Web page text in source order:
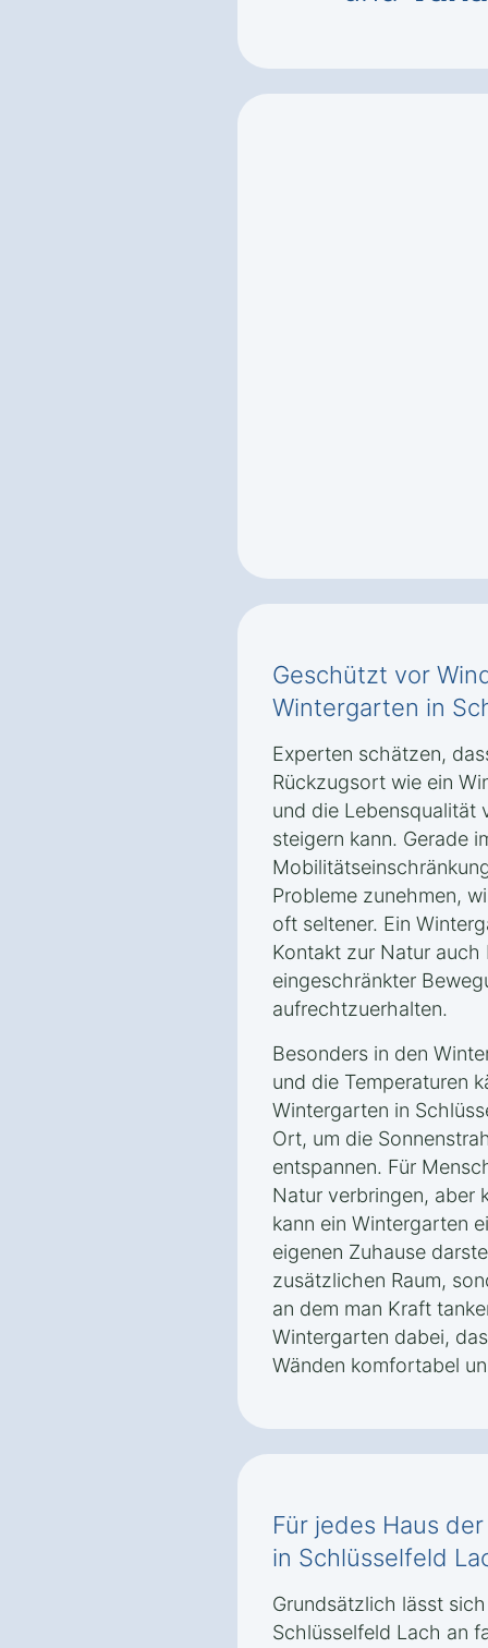
Geschützt vor
Wintergarten in
Experten schätzen,
Rückzugsort wie ein
und die Lebensqualität
steigern kann. Gerade
Probleme zunehmen,
oft seltener. Ein
Kontakt zur Natur
eingeschränkter
aufrechtzuerhalten.
Besonders in den
und die Temperaturen
Wintergarten in
Ort, um die
entspannen. Für
Natur verbringen, aber
kann ein Wintergarten
eigenen Zuhause
zusätzlichen Raum,
an dem man Kraft
Wintergarten dabei,
Wänden komfortabel
Für jedes Haus
in Schlüsselfeld
Grundsätzlich lässt
Schlüsselfeld Lach an